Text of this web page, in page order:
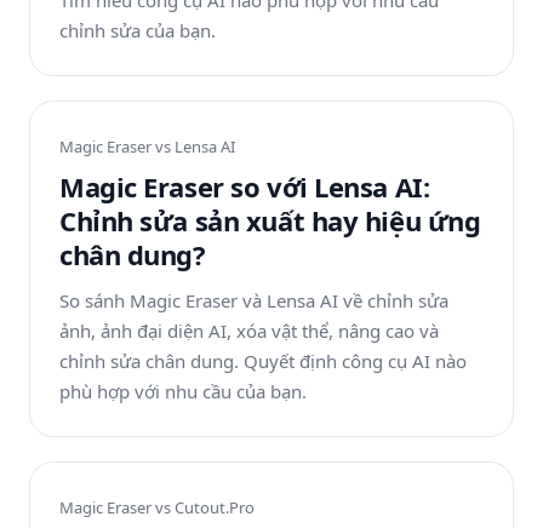
chỉnh sửa của bạn.
Magic Eraser vs Lensa AI
Magic Eraser so với Lensa AI:
Chỉnh sửa sản xuất hay hiệu ứng
chân dung?
So sánh Magic Eraser và Lensa AI về chỉnh sửa
ảnh, ảnh đại diện AI, xóa vật thể, nâng cao và
chỉnh sửa chân dung. Quyết định công cụ AI nào
phù hợp với nhu cầu của bạn.
Magic Eraser vsCutout.Pro